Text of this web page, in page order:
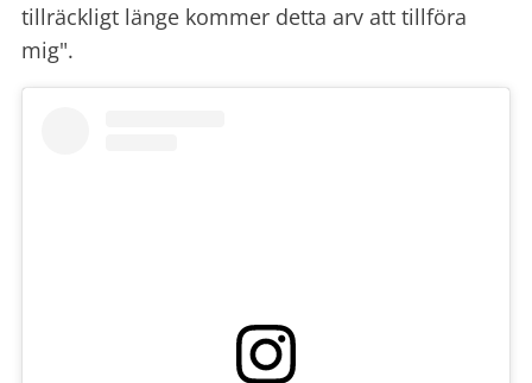
tillräckligt länge kommer detta arv att tillföra
mig".